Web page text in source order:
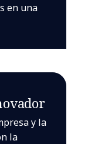
en una
y la
la